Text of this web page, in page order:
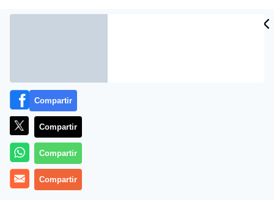
Más información
Compartir
Compartir
Compartir
Compartir